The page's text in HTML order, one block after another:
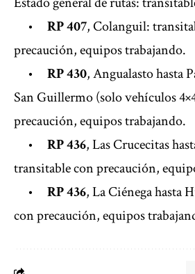
• RP 407, Colanguil:
precaución, equipos trabajando.
• RP 430, Angualasto hasta
San Guillermo (solo vehículos
precaución, equipos trabajando.
• RP 436, Las Crucecitas
transitable con precaución,
• RP 436, La Ciénega hasta
con precaución, equipos